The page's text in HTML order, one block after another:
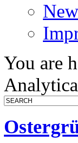
You are
Analytica